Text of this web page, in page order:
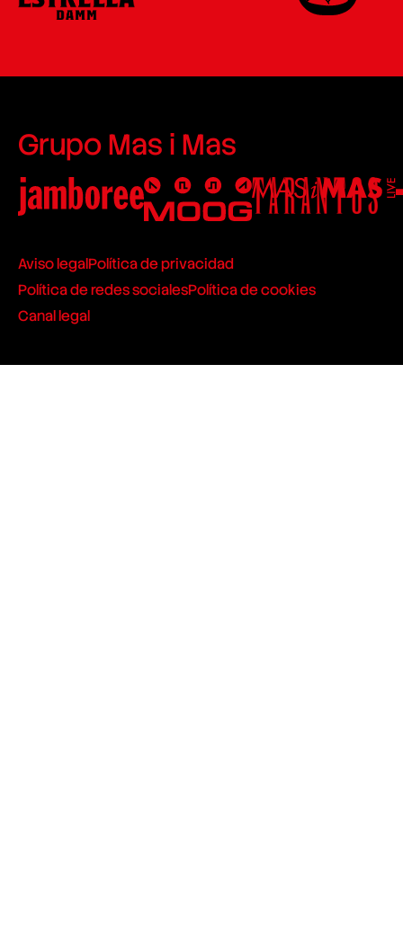
Grupo Mas i Mas
Aviso legalPolítica de privacidad
Política de redes socialesPolítica de cookies
Canal legal